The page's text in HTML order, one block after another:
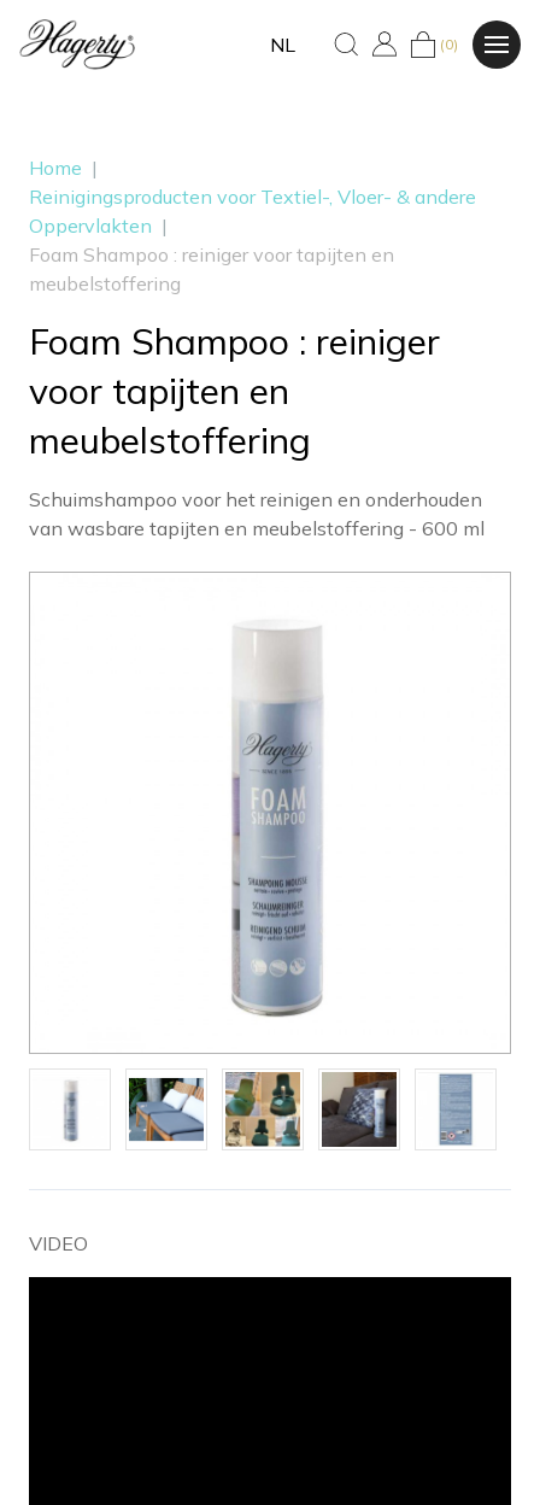
NL (0)
Home |
Reinigingsproducten voor Textiel-, Vloer- & andere
Oppervlakten |
Foam Shampoo : reiniger voor tapijten en
meubelstoffering
Foam Shampoo : reiniger
voor tapijten en
meubelstoffering
Schuimshampoo voor het reinigen en onderhouden
van wasbare tapijten en meubelstoffering - 600 ml
VIDEO